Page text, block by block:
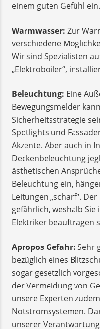
einem guten Gefühl ein.
Warmwasser: Zur
verschiedene
Wir sind Spezialisten
„Elektroboiler“,
Beleuchtung: Eine
Bewegungsmelder
Sicherheitsstrategie
Spotlights und
Akzente. Aber auch in
Deckenbeleuchtung
ästhetischen
Beleuchtung ein,
Leitungen „scharf“.
gefährlich, weshalb Sie
Elektriker beauftragen
Apropos Gefahr: Sehr
bezüglich eines
sogar gesetzlich
der Vermeidung von
unsere Experten
Notstromsystemen.
unserer